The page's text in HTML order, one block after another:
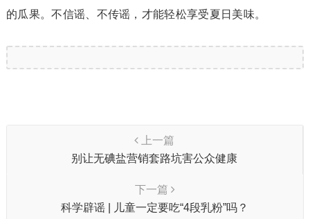
的瓜果。不信谣、不传谣，才能轻松享受夏日美味。
上一篇
别让无碘盐营销套路坑害公众健康
下一篇
科学辟谣 | 儿童一定要吃“4段乳粉”吗？